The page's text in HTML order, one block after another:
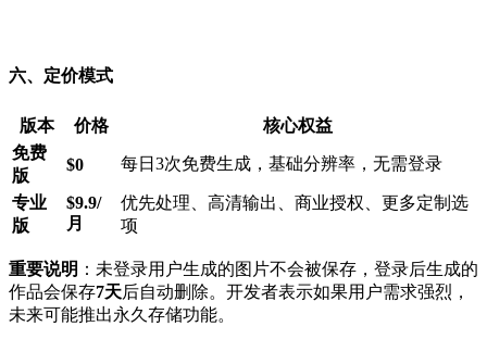
六、定价模式
版本 价格
核心权益
免费
版
$0 每日3次免费生成，基础分辨率，无需登录
专业
版
$9.9/
月
优先处理、高清输出、商业授权、更多定制选
项
重要说明 ：未登录用户生成的图片不会被保存，登录后生成的
作品会保存7天后自动删除。开发者表示如果用户需求强烈，
未来可能推出永久存储功能。